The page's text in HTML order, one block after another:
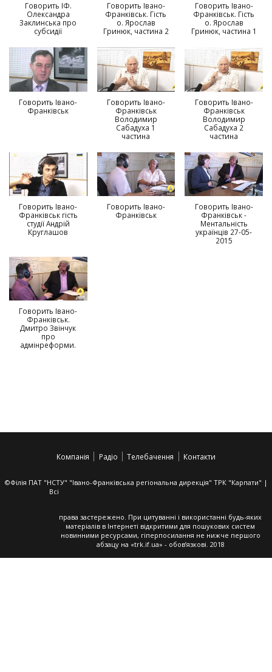
Говорить ІФ.
Олександра
Заклинська про
субсидії
Говорить Івано-
Франківськ. Гість
о. Ярослав
Гринюк, частина 2
Говорить Івано-
Франківськ. Гість
о. Ярослав
Гринюк, частина 1
Говорить Івано-
Франківськ
Говорить Івано-
Франківськ
Володимир
Сабадуха 1
частина
Говорить Івано-
Франківськ
Володимир
Сабадуха 2
частина
Говорить Івано-
Франківськ гість
студії Андрій
Круглашов
Говорить Івано-
Франківськ
Говорить Івано-
Франківськ -
Ментальність
українців 27-05-
2015
Говорить Івано-
Франківськ.
Дмитро Звінчук
про
адмінреформи.
Компанія Радіо Телебачення Контакти
©Філія ПАТ "НСТУ" "Івано-Франківська регіональна дирекція" ТРК "Карпати" |
Всі
права застережено. При цитуванні і використанні будь-яких
матеріалів в Інтернеті відкритими для пошукових систем
новинними ресурсами, гіперпосилання не нижче першого
абзацу на «trk.if.ua» - обов’язкові. 2018